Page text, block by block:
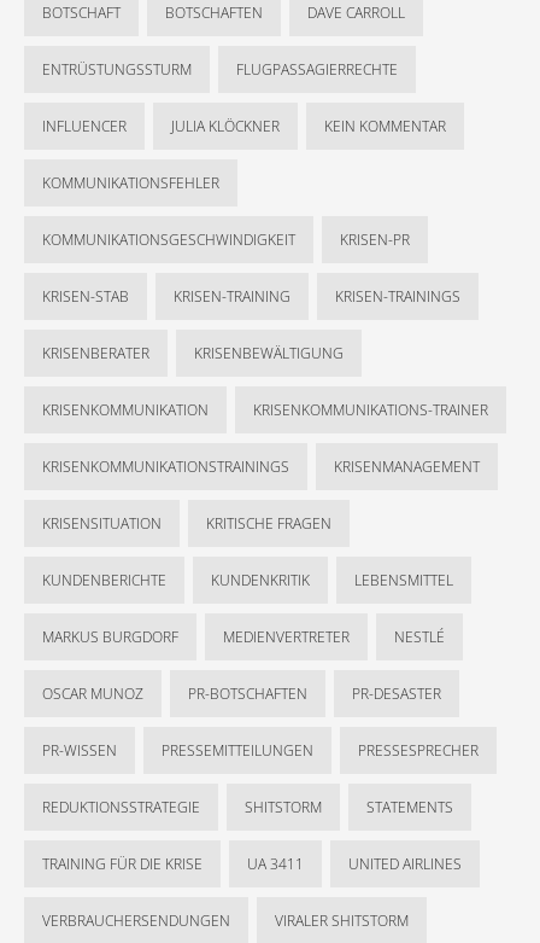
BOTSCHAFT BOTSCHAFTEN DAVE CARROLL
ENTRÜSTUNGSSTURM FLUGPASSAGIERRECHTE
INFLUENCER JULIA KLÖCKNER KEIN KOMMENTAR
KOMMUNIKATIONSFEHLER
KOMMUNIKATIONSGESCHWINDIGKEIT KRISEN-PR
KRISEN-STAB KRISEN-TRAINING KRISEN-TRAININGS
KRISENBERATER KRISENBEWÄLTIGUNG
KRISENKOMMUNIKATION KRISENKOMMUNIKATIONS-TRAINER
KRISENKOMMUNIKATIONSTRAININGS KRISENMANAGEMENT
KRISENSITUATION KRITISCHE FRAGEN
KUNDENBERICHTE KUNDENKRITIK LEBENSMITTEL
MARKUS BURGDORF MEDIENVERTRETER NESTLÉ
OSCAR MUNOZ PR-BOTSCHAFTEN PR-DESASTER
PR-WISSEN PRESSEMITTEILUNGEN PRESSESPRECHER
REDUKTIONSSTRATEGIE SHITSTORM STATEMENTS
TRAINING FÜR DIE KRISE UA 3411 UNITED AIRLINES
VERBRAUCHERSENDUNGEN VIRALER SHITSTORM